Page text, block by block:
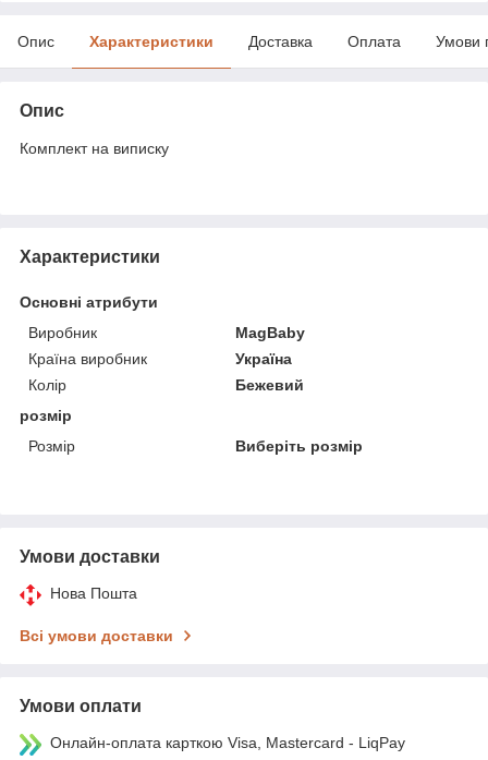
Опис Характеристики Доставка Оплата Умови
Опис
Комплект на виписку
Характеристики
Основні атрибути
Виробник
MagBaby
Країна виробник
Україна
Колір
Бежевий
розмір
Розмір
Виберіть розмір
Умови доставки
Нова Пошта
Всі умови доставки
Умови оплати
Онлайн-оплата карткою Visa, Mastercard - LiqPay